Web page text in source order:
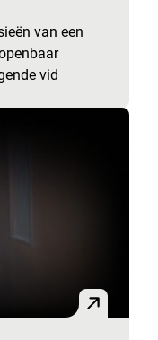
van een
vid